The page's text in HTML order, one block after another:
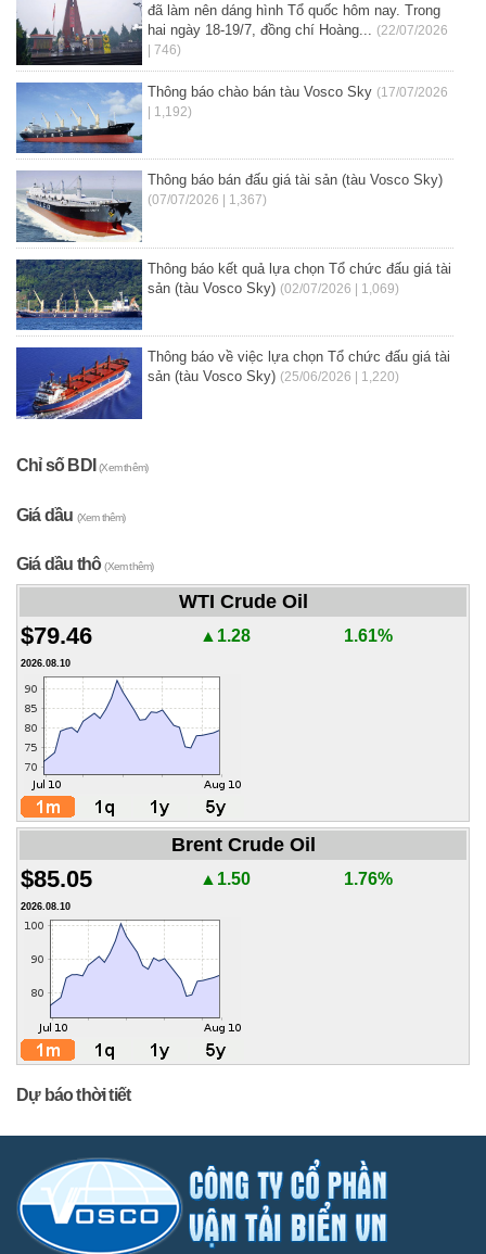
đã làm nên dáng hình Tổ quốc hôm nay. Trong
hai ngày 18-19/7, đồng chí Hoàng...
(22/07/2026
| 746)
Thông báo chào bán tàu Vosco Sky (17/07/2026
| 1,192)
Thông báo bán đấu giá tài sản (tàu Vosco Sky)
(07/07/2026 | 1,367)
Thông báo kết quả lựa chọn Tổ chức đấu giá tài
sản (tàu Vosco Sky) (02/07/2026 | 1,069)
Thông báo về việc lựa chọn Tổ chức đấu giá tài
sản (tàu Vosco Sky) (25/06/2026 | 1,220)
Chỉ số BDI(Xem thêm)
Giá dầu (Xem thêm)
Giá dầu thô(Xem thêm)
WTI Crude Oil
$79.46 ▲1.28 1.61%
2026.08.10
Brent Crude Oil
$85.05 ▲1.50 1.76%
2026.08.10
Dự báo thời tiết